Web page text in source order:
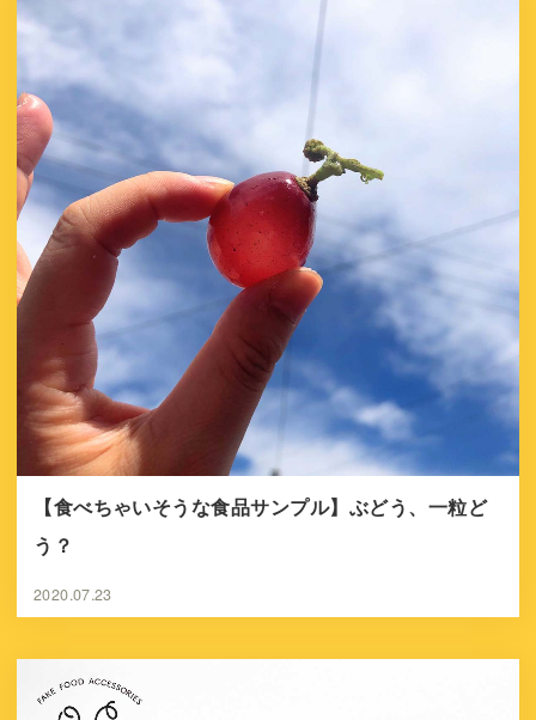
【食べちゃいそうな食品サンプル】ぶどう、一粒ど
う？
2020.07.23